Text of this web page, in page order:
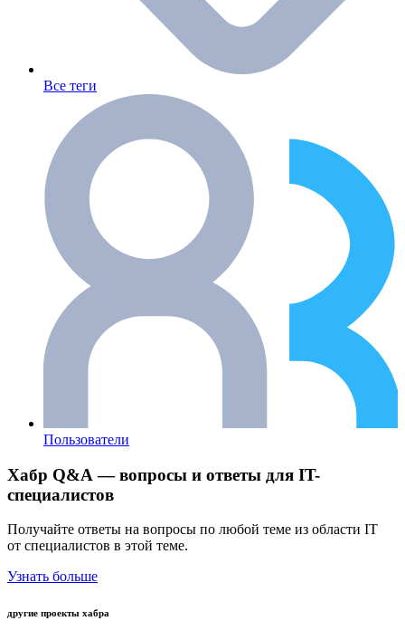
Все теги
Пользователи
Хабр Q&A — вопросы и ответы для IT-
специалистов
Получайте ответы на вопросы по любой теме из области IT
от специалистов в этой теме.
Узнать больше
другие проекты хабра